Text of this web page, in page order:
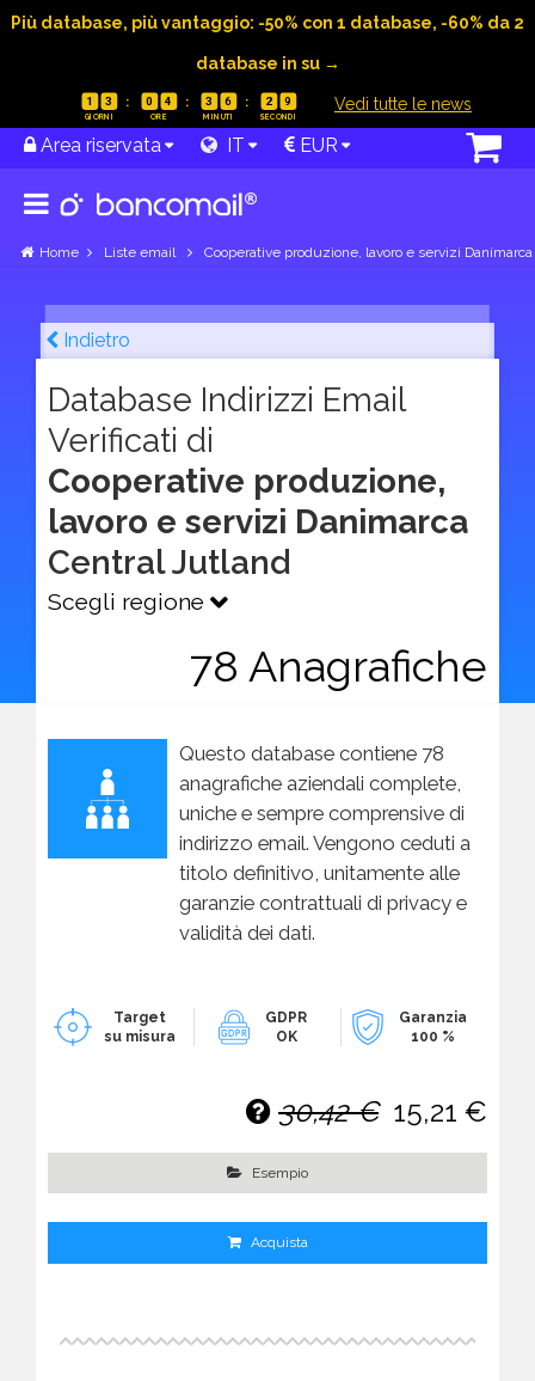
Più database, più vantaggio: -50% con 1 database, -60% da 2
database in su →
1 3 0 4 3 6 2 8 Vedi tutte le news
Area riservata IT EUR
Home Liste email Cooperative produzione, lavoro e servizi Danimarca
Indietro
Database Indirizzi Email
Verificati di
Cooperative produzione,
lavoro e servizi Danimarca
Central Jutland
Scegli regione
78 Anagrafiche
Questo database contiene 78
anagrafiche aziendali complete,
uniche e sempre comprensive di
indirizzo email. Vengono ceduti a
titolo definitivo, unitamente alle
garanzie contrattuali di privacy e
validità dei dati.
Target
su misura
GDPR
OK
Garanzia
100 %
30,42 € 15,21 €
Esempio
Acquista